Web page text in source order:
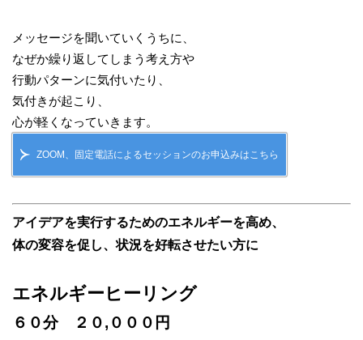
メッセージを聞いていくうちに、
なぜか繰り返してしまう考え方や
行動パターンに気付いたり、
気付きが起こり、
心が軽くなっていきます。
ZOOM、固定電話によるセッションのお申込みはこちら
アイデアを実行するためのエネルギーを高め、
体の変容を促し、状況を好転させたい方に
エネルギーヒーリング
６０分 ２０,０００円